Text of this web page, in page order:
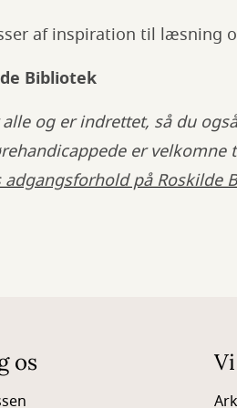
af inspiration til læsning
Bibliotek
og er indrettet, så du
er
på Roskilde
os